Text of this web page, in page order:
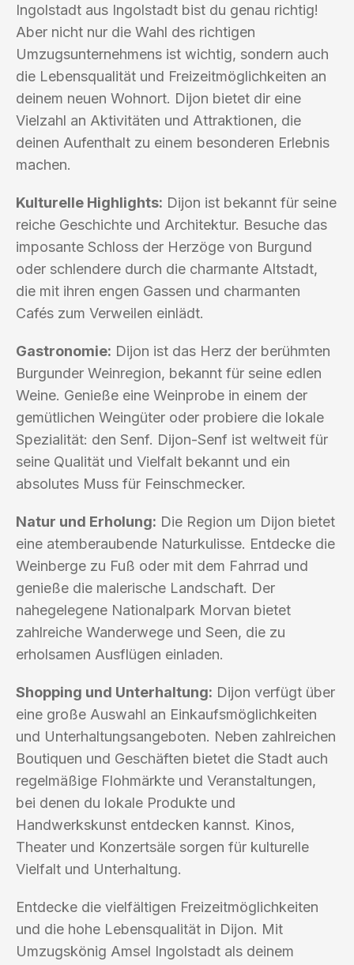
Ingolstadt aus Ingolstadt bist du genau richtig!
Aber nicht nur die Wahl des richtigen
Umzugsunternehmens ist wichtig, sondern auch
die Lebensqualität und Freizeitmöglichkeiten an
deinem neuen Wohnort. Dijon bietet dir eine
Vielzahl an Aktivitäten und Attraktionen, die
deinen Aufenthalt zu einem besonderen Erlebnis
machen.
Kulturelle Highlights: Dijon ist bekannt für seine
reiche Geschichte und Architektur. Besuche das
imposante Schloss der Herzöge von Burgund
oder schlendere durch die charmante Altstadt,
die mit ihren engen Gassen und charmanten
Cafés zum Verweilen einlädt.
Gastronomie: Dijon ist das Herz der berühmten
Burgunder Weinregion, bekannt für seine edlen
Weine. Genieße eine Weinprobe in einem der
gemütlichen Weingüter oder probiere die lokale
Spezialität: den Senf. Dijon-Senf ist weltweit für
seine Qualität und Vielfalt bekannt und ein
absolutes Muss für Feinschmecker.
Natur und Erholung: Die Region um Dijon bietet
eine atemberaubende Naturkulisse. Entdecke die
Weinberge zu Fuß oder mit dem Fahrrad und
genieße die malerische Landschaft. Der
nahegelegene Nationalpark Morvan bietet
zahlreiche Wanderwege und Seen, die zu
erholsamen Ausflügen einladen.
Shopping und Unterhaltung: Dijon verfügt über
eine große Auswahl an Einkaufsmöglichkeiten
und Unterhaltungsangeboten. Neben zahlreichen
Boutiquen und Geschäften bietet die Stadt auch
regelmäßige Flohmärkte und Veranstaltungen,
bei denen du lokale Produkte und
Handwerkskunst entdecken kannst. Kinos,
Theater und Konzertsäle sorgen für kulturelle
Vielfalt und Unterhaltung.
Entdecke die vielfältigen Freizeitmöglichkeiten
und die hohe Lebensqualität in Dijon. Mit
Umzugskönig Amsel Ingolstadt als deinem